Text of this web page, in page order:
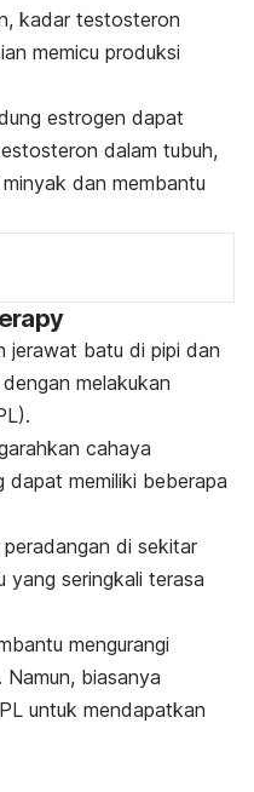
kadar testosteron
memicu produksi
estrogen dapat
dalam tubuh,
dan membantu
jerawat batu di pipi dan
melakukan
cahaya
memiliki beberapa
di sekitar
yang seringkali terasa
mengurangi
biasanya
untuk mendapatkan